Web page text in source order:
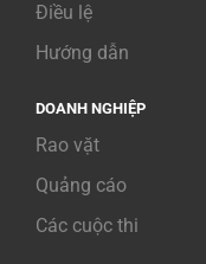
Điều lệ
Hướng dẫn
DOANH NGHIỆP
Rao vặt
Quảng cáo
Các cuộc thi